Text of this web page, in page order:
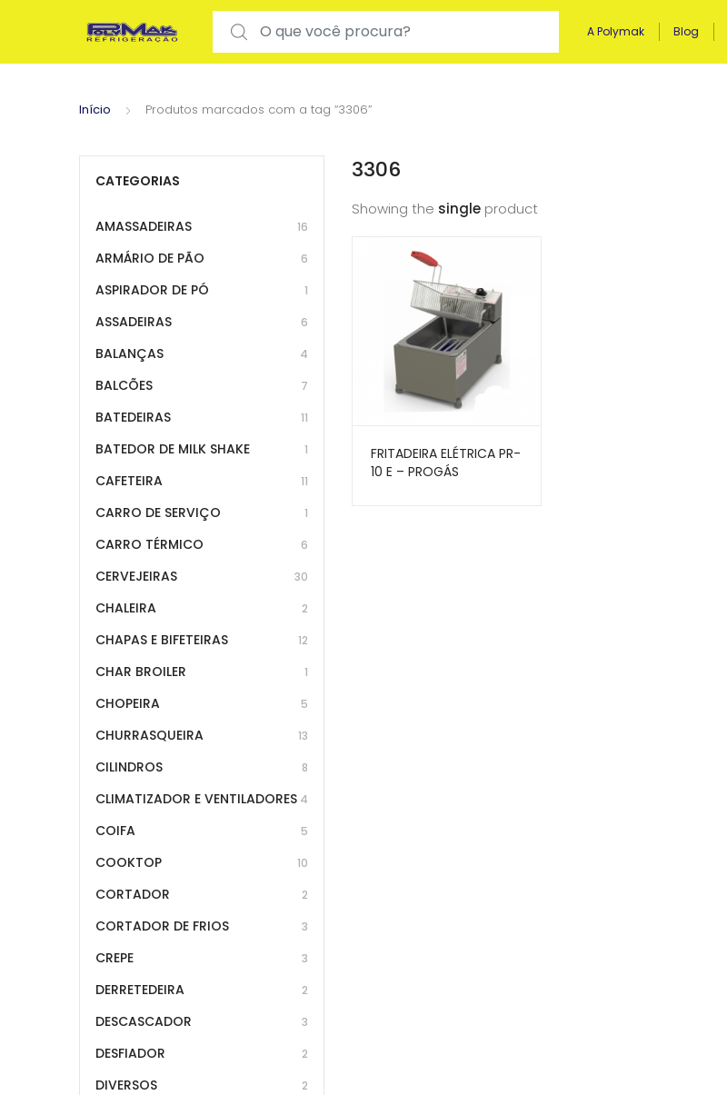
Search for:
A Polymak Blog
Início Produtos marcados com a tag “3306”
3306
Showing the single product
FRITADEIRA ELÉTRICA PR-
10 E – PROGÁS
CATEGORIAS
AMASSADEIRAS 16
ARMÁRIO DE PÃO 6
ASPIRADOR DE PÓ 1
ASSADEIRAS 6
BALANÇAS 4
BALCÕES 7
BATEDEIRAS 11
BATEDOR DE MILK SHAKE 1
CAFETEIRA 11
CARRO DE SERVIÇO 1
CARRO TÉRMICO 6
CERVEJEIRAS 30
CHALEIRA 2
CHAPAS E BIFETEIRAS 12
CHAR BROILER 1
CHOPEIRA 5
CHURRASQUEIRA 13
CILINDROS 8
CLIMATIZADOR E VENTILADORES 4
COIFA 5
COOKTOP 10
CORTADOR 2
CORTADOR DE FRIOS 3
CREPE 3
DERRETEDEIRA 2
DESCASCADOR 3
DESFIADOR 2
DIVERSOS 2